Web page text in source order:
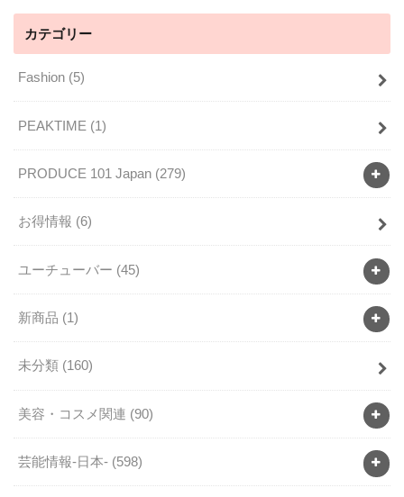
カテゴリー
Fashion (5)
PEAKTIME (1)
PRODUCE 101 Japan (279)
お得情報 (6)
ユーチューバー (45)
新商品 (1)
未分類 (160)
美容・コスメ関連 (90)
芸能情報-日本- (598)